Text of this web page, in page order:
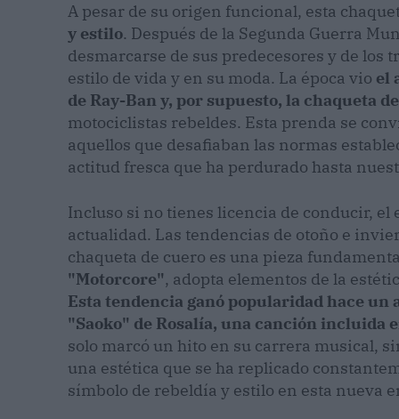
A pesar de su origen funcional, esta
y estilo. Después de la Segunda Guerra
desmarcarse de sus predecesores y de los
estilo de vida y en su moda. La época vio el
de Ray-Ban y, por supuesto, la chaqueta
motociclistas rebeldes. Esta prenda se
aquellos que desafiaban las normas
actitud fresca que ha perdurado hasta
Incluso si no tienes licencia de conducir, el
actualidad. Las tendencias de otoño e
chaqueta de cuero es una pieza
"Motorcore", adopta elementos de la
Esta tendencia ganó popularidad hace
"Saoko" de Rosalía, una canción incluida
solo marcó un hito en su carrera musical,
una estética que se ha replicado
símbolo de rebeldía y estilo en esta nueva